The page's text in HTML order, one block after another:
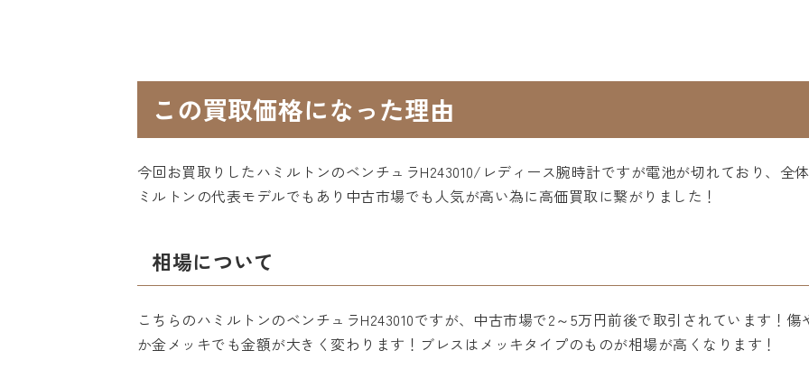
この買取価格になった理由
今回お買取りしたハミルトンのベンチュラH243010/レディース腕時計ですが電池が切れており、全
ミルトンの代表モデルでもあり中古市場でも人気が高い為に高価買取に繋がりました！
相場について
こちらのハミルトンのベンチュラH243010ですが、中古市場で2～5万円前後で取引されています！
か金メッキでも金額が大きく変わります！ブレスはメッキタイプのものが相場が高くなります！